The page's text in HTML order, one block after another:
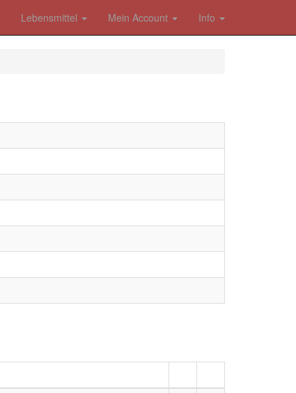
Lebensmittel Mein Account Info